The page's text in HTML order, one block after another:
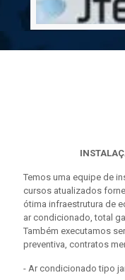
Temos uma equipe de
cursos atualizados
ótima infraestrutura de
ar condicionado, total
Também executamos
preventiva, contratos
- Ar condicionado tipo